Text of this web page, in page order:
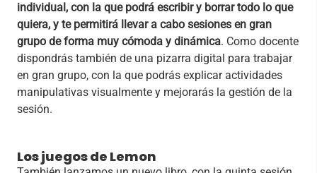
individual, con la que podrá escribir y borrar todo lo que
quiera, y te permitirá llevar a cabo sesiones en gran
grupo de forma muy cómoda y dinámica. Como docente
dispondrás también de una pizarra digital para trabajar
en gran grupo, con la que podrás explicar actividades
manipulativas visualmente y mejorarás la gestión de la
sesión.
Los juegos de Lemon